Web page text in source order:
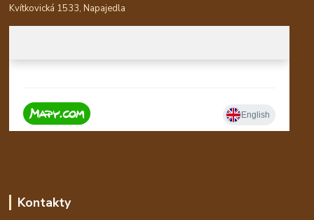
Kvítkovická 1533, Napajedla
Kontakty